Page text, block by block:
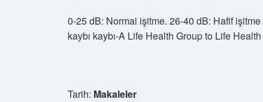
0-25 dB: Normal işitme. 26-40 dB: Hafif
kaybı kaybı-A Life Health Group to Life
Tarih: Makaleler